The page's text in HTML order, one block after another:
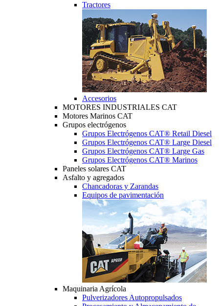
Tractores
Accesorios
MOTORES INDUSTRIALES CAT
Motores Marinos CAT
Grupos electrógenos
Grupos Electrógenos CAT® Retail Diesel
Grupos Electrógenos CAT® Large Diesel
Grupos Electrógenos CAT® Large Gas
Grupos Electrógenos CAT® Marinos
Paneles solares CAT
Asfalto y agregados
Chancadoras y Zarandas
Equipos de pavimentación
Maquinaria Agrícola
Pulverizadores Autopropulsados